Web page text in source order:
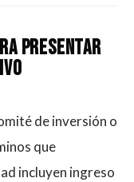
Presentar
de inversión o
que
incluyen ingreso